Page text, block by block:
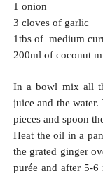
1 onion
3 cloves of garlic
1tbs of medium
200ml of coconut
In a bowl mix all
juice and the
pieces and spoon
Heat the oil in a
the grated ginger
purée and after 5-